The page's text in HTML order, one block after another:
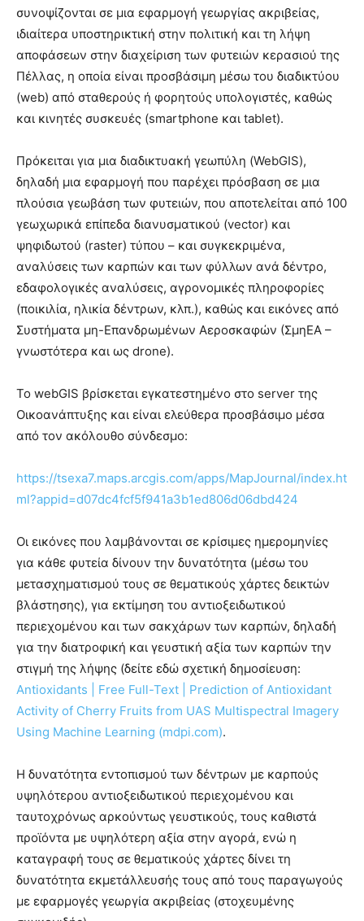
συνοψίζονται σε μια εφαρμογή γεωργίας ακριβείας,
ιδιαίτερα υποστηρικτική στην πολιτική και τη λήψη
αποφάσεων στην διαχείριση των φυτειών κερασιού της
Πέλλας, η οποία είναι προσβάσιμη μέσω του διαδικτύου
(web) από σταθερούς ή φορητούς υπολογιστές, καθώς
και κινητές συσκευές (smartphone και tablet).
Πρόκειται για μια διαδικτυακή γεωπύλη (WebGIS),
δηλαδή μια εφαρμογή που παρέχει πρόσβαση σε μια
πλούσια γεωβάση των φυτειών, που αποτελείται από 100
γεωχωρικά επίπεδα διανυσματικού (vector) και
ψηφιδωτού (raster) τύπου – και συγκεκριμένα,
αναλύσεις των καρπών και των φύλλων ανά δέντρο,
εδαφολογικές αναλύσεις, αγρονομικές πληροφορίες
(ποικιλία, ηλικία δέντρων, κλπ.), καθώς και εικόνες από
Συστήματα μη-Επανδρωμένων Αεροσκαφών (ΣμηΕΑ –
γνωστότερα και ως drone).
Το webGIS βρίσκεται εγκατεστημένο στο server της
Οικοανάπτυξης και είναι ελεύθερα προσβάσιμο μέσα
από τον ακόλουθο σύνδεσμο:
https://tsexa7.maps.arcgis.com/apps/MapJournal/index.ht
ml?appid=d07dc4fcf5f941a3b1ed806d06dbd424
Οι εικόνες που λαμβάνονται σε κρίσιμες ημερομηνίες
για κάθε φυτεία δίνουν την δυνατότητα (μέσω του
μετασχηματισμού τους σε θεματικούς χάρτες δεικτών
βλάστησης), για εκτίμηση του αντιοξειδωτικού
περιεχομένου και των σακχάρων των καρπών, δηλαδή
για την διατροφική και γευστική αξία των καρπών την
στιγμή της λήψης (δείτε εδώ σχετική δημοσίευση:
Antioxidants | Free Full-Text | Prediction of Antioxidant
Activity of Cherry Fruits from UAS Multispectral Imagery
Using Machine Learning (mdpi.com).
Η δυνατότητα εντοπισμού των δέντρων με καρπούς
υψηλότερου αντιοξειδωτικού περιεχομένου και
ταυτοχρόνως αρκούντως γευστικούς, τους καθιστά
προϊόντα με υψηλότερη αξία στην αγορά, ενώ η
καταγραφή τους σε θεματικούς χάρτες δίνει τη
δυνατότητα εκμετάλλευσής τους από τους παραγωγούς
με εφαρμογές γεωργία ακριβείας (στοχευμένης